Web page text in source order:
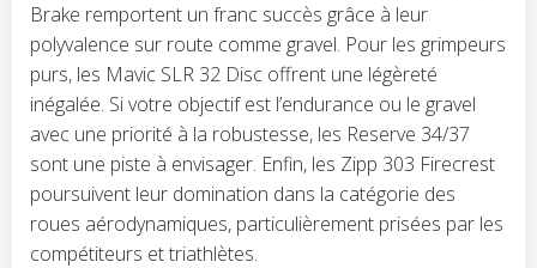
Brake remportent un franc succès grâce à leur
polyvalence sur route comme gravel. Pour les grimpeurs
purs, les Mavic SLR 32 Disc offrent une légèreté
inégalée. Si votre objectif est l’endurance ou le gravel
avec une priorité à la robustesse, les Reserve 34/37
sont une piste à envisager. Enfin, les Zipp 303 Firecrest
poursuivent leur domination dans la catégorie des
roues aérodynamiques, particulièrement prisées par les
compétiteurs et triathlètes.